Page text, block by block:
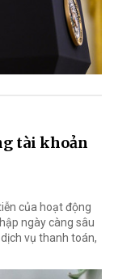
tài khoản
của hoạt động
ngày càng sâu
vụ thanh toán,